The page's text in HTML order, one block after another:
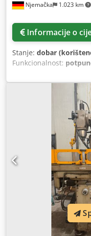
Njemačka 1.023 km
Informacije o
Stanje: dobar
Funkcionalnost: